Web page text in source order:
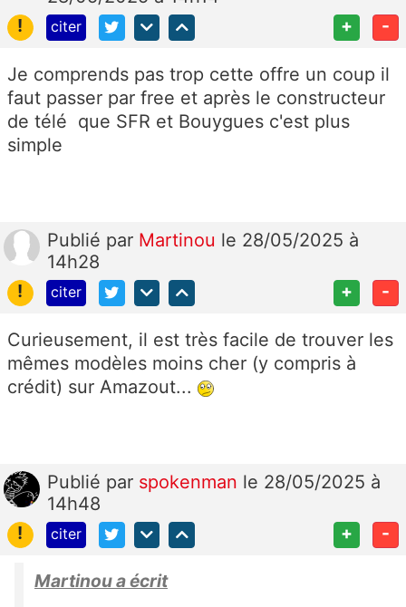
!
citer + -
Je comprends pas trop cette offre un coup il
faut passer par free et après le constructeur
de télé que SFR et Bouygues c'est plus
simple
Publié par Martinou le 28/05/2025 à
14h28
!
citer + -
Curieusement, il est très facile de trouver les
mêmes modèles moins cher (y compris à
crédit) sur Amazout...
Publié par spokenman le 28/05/2025 à
14h48
!
citer + -
Martinou a écrit